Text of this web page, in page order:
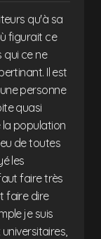
qu'à sa
figurait ce
qui ce ne
Il est
personne
quasi
la population
de toutes
les
faire très
faire dire
je suis